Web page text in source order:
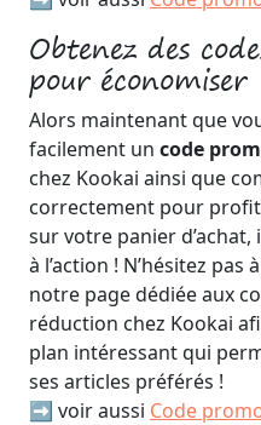
Obtenez des
pour économiser
Alors maintenant que
facilement un code
chez Kookai ainsi que
correctement pour
sur votre panier d’achat,
à l’action ! N’hésitez
notre page dédiée aux
réduction chez Kookai
plan intéressant qui
ses articles préférés !
➡️ voir aussi Code